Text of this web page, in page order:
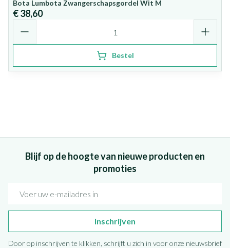
Bota Lumbota Zwangerschapsgordel Wit M
€ 38,60
Bestel
Blijf op de hoogte van nieuwe producten en
promoties
Inschrijven
Door op inschrijven te klikken, schrijft u zich in voor onze nieuwsbrief